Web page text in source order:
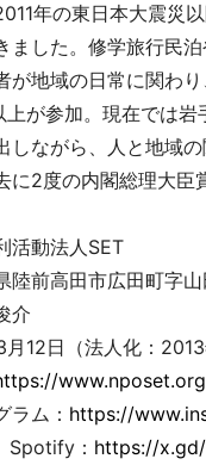
年の東日本大震災
ました。修学旅行民
が地域の日常に関わ
が参加。現在では岩
しながら、人と地域
に2度の内閣総理大臣
活動法人SET
陸前高田市広田町字
介
12日（法人化：
www.nposet.org
ラム： https://
： https://